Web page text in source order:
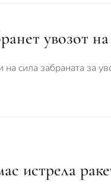
увозот
на сила забраната за
истрела